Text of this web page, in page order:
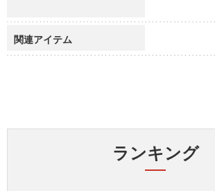
関連アイテム
ランキング